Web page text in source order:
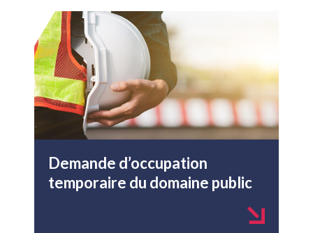
Demande d’occupation
temporaire du domaine public